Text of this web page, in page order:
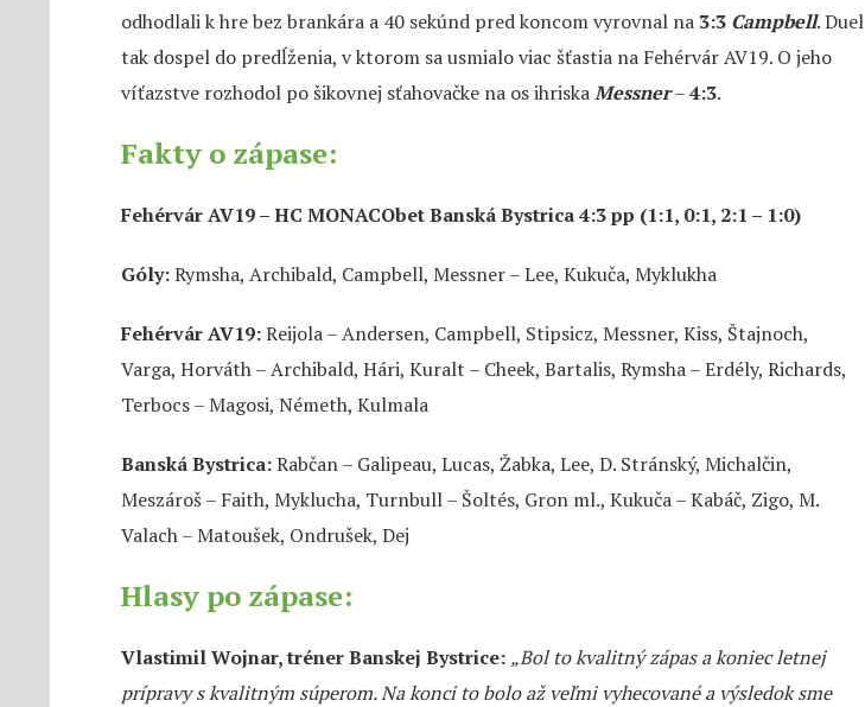
odhodlali k hre bez brankára a 40 sekúnd pred koncom vyrovnal na 3:3 Campbell. Duel
tak dospel do predĺženia, v ktorom sa usmialo viac šťastia na Fehérvár AV19. O jeho
víťazstve rozhodol po šikovnej sťahovačke na os ihriskaMessner–4:3.
Fakty o zápase:
Fehérvár AV19 – HC MONACObet Banská Bystrica 4:3 pp (1:1, 0:1, 2:1 – 1:0)
Góly:Rymsha, Archibald, Campbell, Messner – Lee, Kukuča, Myklukha
Fehérvár AV19:Reijola – Andersen, Campbell, Stipsicz, Messner, Kiss, Štajnoch,
Varga, Horváth – Archibald, Hári, Kuralt – Cheek, Bartalis, Rymsha – Erdély, Richards,
Terbocs – Magosi, Németh, Kulmala
Banská Bystrica:Rabčan – Galipeau, Lucas, Žabka, Lee, D. Stránský, Michalčin,
Meszároš – Faith, Myklucha, Turnbull – Šoltés, Gron ml., Kukuča – Kabáč, Zigo, M.
Valach – Matoušek, Ondrušek, Dej
Hlasy po zápase:
Vlastimil Wojnar, tréner Banskej Bystrice: „Bol to kvalitný zápas a koniec letnej
prípravy s kvalitným súperom. Na konci to bolo až veľmi vyhecované a výsledok sme